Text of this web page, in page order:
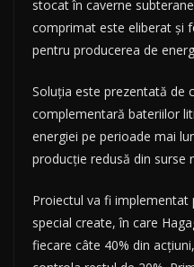
stocat în caverne
comprimat este eliberat și
pentru producerea de
Soluția este prezentată de
complementară bateriilor
energiei pe perioade mai
producție redusă din surse
Proiectul va fi implementat
special create, în care
fiecare câte 40% din